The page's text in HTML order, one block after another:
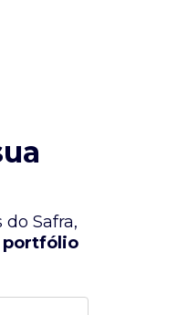
Safra,
portfólio